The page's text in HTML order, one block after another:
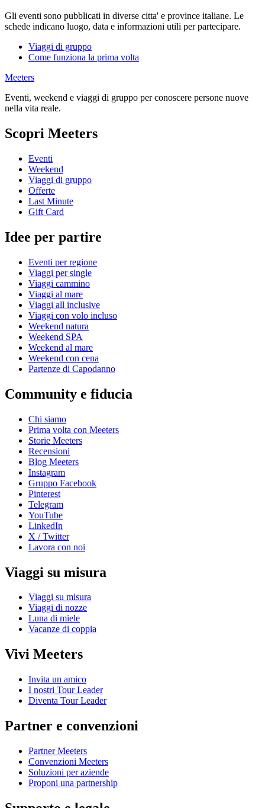
Gli eventi sono pubblicati in diverse citta' e province italiane. Le
schede indicano luogo, data e informazioni utili per partecipare.
Viaggi di gruppo
Come funziona la prima volta
Meeters
Eventi, weekend e viaggi di gruppo per conoscere persone nuove
nella vita reale.
Scopri Meeters
Eventi
Weekend
Viaggi di gruppo
Offerte
Last Minute
Gift Card
Idee per partire
Eventi per regione
Viaggi per single
Viaggi cammino
Viaggi al mare
Viaggi all inclusive
Viaggi con volo incluso
Weekend natura
Weekend SPA
Weekend al mare
Weekend con cena
Partenze di Capodanno
Community e fiducia
Chi siamo
Prima volta con Meeters
Storie Meeters
Recensioni
Blog Meeters
Instagram
Gruppo Facebook
Pinterest
Telegram
YouTube
LinkedIn
X / Twitter
Lavora con noi
Viaggi su misura
Viaggi su misura
Viaggi di nozze
Luna di miele
Vacanze di coppia
Vivi Meeters
Invita un amico
I nostri Tour Leader
Diventa Tour Leader
Partner e convenzioni
Partner Meeters
Convenzioni Meeters
Soluzioni per aziende
Proponi una partnership